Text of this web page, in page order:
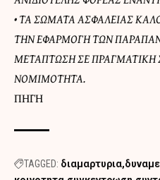
• ΤΑ ΣΩΜΑΤΑ ΑΣΦΑΛΕΙΑΣ
ΤΗΝ ΕΦΑΡΜΟΓΗ ΤΩΝ
ΜΕΤΑΠΤΩΣΗ ΣΕ
ΝΟΜΙΜΟΤΗΤΑ.
ΠΗΓΗ
TAGGED: διαμαρτυρια